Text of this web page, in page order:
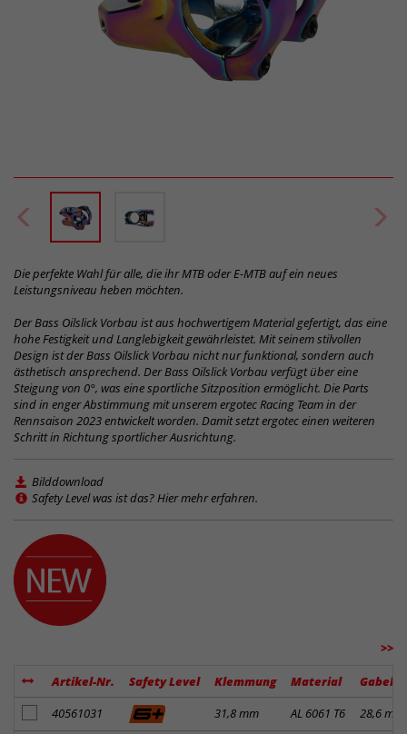
Die perfekte Wahl für alle, die ihr MTB oder E-MTB auf ein neues
Leistungsniveau heben möchten.
Der Bass Oilslick Vorbau ist aus hochwertigem Material gefertigt, das eine
hohe Festigkeit und Langlebigkeit gewährleistet. Mit seinem stilvollen
Design ist der Bass Oilslick Vorbau nicht nur funktional, sondern auch
ästhetisch ansprechend. Der Bass Oilslick Vorbau verfügt über eine
Steigung von 0°, was eine sportliche Sitzposition ermöglicht. Die Parts
sind in enger Abstimmung mit unserem ergotec Racing Team in der
Rennsaison 2023 entwickelt worden. Damit setzt ergotec einen weiteren
Schritt in Richtung sportlicher Ausrichtung.
Bilddownload
Safety Level was ist das? Hier mehr erfahren.
>>
Artikel-Nr. Safety Level Klemmung Material
Artikel zum Merkzettel hinzufügen
40561031 31,8 mm AL 6061 T6 28,6 mm